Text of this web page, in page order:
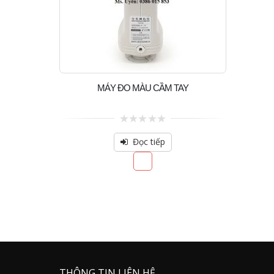
MÁY ĐO MÀU CẦM TAY
0
out
of
Đọc tiếp